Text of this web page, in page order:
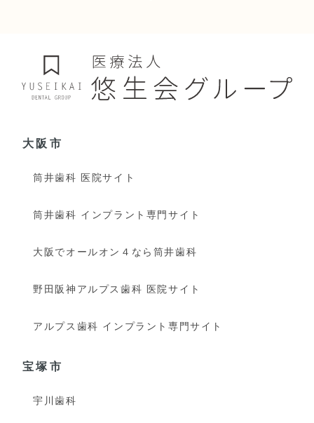
大阪市
筒井歯科 医院サイト
筒井歯科 インプラント専門サイト
大阪でオールオン４なら筒井歯科
野田阪神アルプス歯科 医院サイト
アルプス歯科 インプラント専門サイト
宝塚市
宇川歯科